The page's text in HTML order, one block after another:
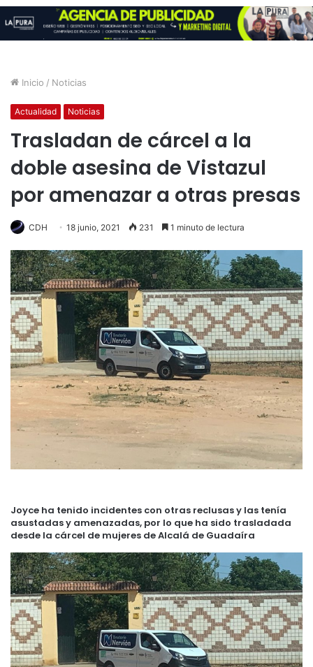
Inicio / Noticias
Actualidad Noticias
Trasladan de cárcel a la
doble asesina de Vistazul
por amenazar a otras presas
CDH 18 junio, 2021 231 1 minuto de lectura
Joyce ha tenido incidentes con otras reclusas y las tenía
asustadas y amenazadas, por lo que ha sido trasladada
desde la cárcel de mujeres de Alcalá de Guadaíra